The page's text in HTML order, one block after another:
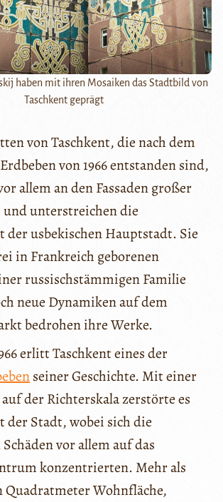
haben mit ihren Mosaiken das Stadtbild von
Taschkent geprägt
von Taschkent, die nach dem
von 1966 entstanden sind,
allem an den Fassaden großer
und unterstreichen die
usbekischen Hauptstadt. Sie
in Frankreich geborenen
russischstämmigen Familie
neue Dynamiken auf dem
bedrohen ihre Werke.
erlitt Taschkent eines der
seiner Geschichte. Mit einer
der Richterskala zerstörte es
der Stadt, wobei sich die
vor allem auf das
konzentrierten. Mehr als
Wohnfläche,